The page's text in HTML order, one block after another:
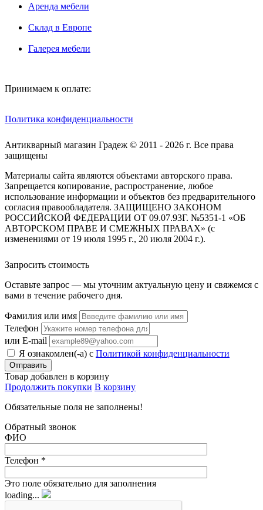
Аренда мебели
Склад в Европе
Галерея мебели
Принимаем к оплате:
Политика конфиденциальности
Антикварный магазин Градеж © 2011 - 2026 г. Все права
защищены
Материалы сайта являются объектами авторского права.
Запрещается копирование, распространение, любое
использование информации и объектов без предварительного
согласия правообладателя. ЗАЩИЩЕНО ЗАКОНОМ
РОССИЙСКОЙ ФЕДЕРАЦИИ ОТ 09.07.93Г. №5351-1 «ОБ
АВТОРСКОМ ПРАВЕ И СМЕЖНЫХ ПРАВАХ» (с
изменениями от 19 июля 1995 г., 20 июля 2004 г.).
Запросить стоимость
Оставьте запрос — мы уточним актуальную цену и свяжемся с
вами в течение рабочего дня.
Фамилия или имя
Телефон
или E-mail
Я ознакомлен(-а) с Политикой конфиденциальности
Товар добавлен в корзину
Продолжить покупки В корзину
Обязательные поля не заполнены!
Обратный звонок
ФИО
Телефон *
Это поле обязательно для заполнения
loading...